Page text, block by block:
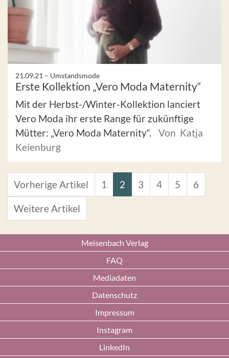
21.09.21 – Umstandsmode
Erste Kollektion „Vero Moda Maternity“
Mit der Herbst-/Winter-Kollektion lanciert
Vero Moda ihr erste Range für zukünftige
Mütter: „Vero Moda Maternity“.
Von Katja
Keienburg
Vorherige Artikel 1 2 3 4 5 6
Weitere Artikel
Meisenbach Verlag
FAQ
Mediadaten
Datenschutz
Impressum
Instagram
LinkedIn